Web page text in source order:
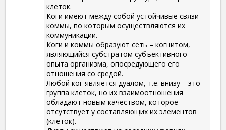
клеток.
Коги имеют между собой устойчивые связи –
коммы, по которым осуществляются их
коммуникации.
Коги и коммы образуют сеть – когнитом,
являющийся субстратом субъективного
опыта организма, опосредующего его
отношения со средой.
Любой ког является дуалом, т.е. внизу – это
группа клеток, но их взаимоотношения
обладают новым качеством, которое
отсутствует у составляющих их элементов
(клеток).